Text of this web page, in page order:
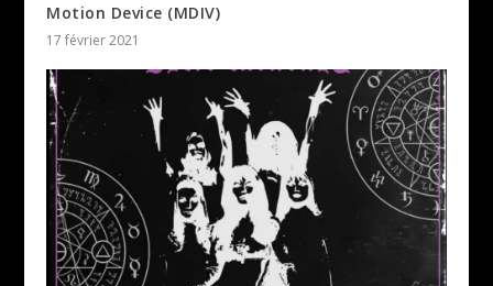
Motion Device (MDIV)
17 février 2021